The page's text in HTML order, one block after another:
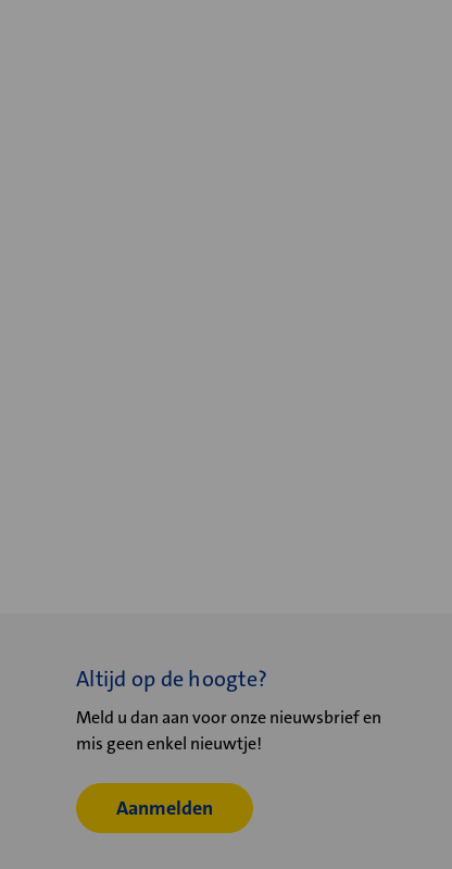
Altijd op de hoogte?
Meld u dan aan voor onze nieuwsbrief en
mis geen enkel nieuwtje!
Aanmelden